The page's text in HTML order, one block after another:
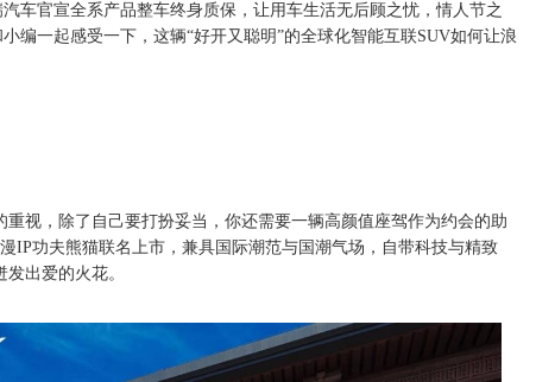
车官宣全系产品整车终身质保，让用车生活无后顾之忧，情人节之
编一起感受一下，这辆“好开又聪明”的全球化智能互联SUV如何让浪
重视，除了自己要打扮妥当，你还需要一辆高颜值座驾作为约会的助
IP功夫熊猫联名上市，兼具国际潮范与国潮气场，自带科技与精致
出爱的火花。